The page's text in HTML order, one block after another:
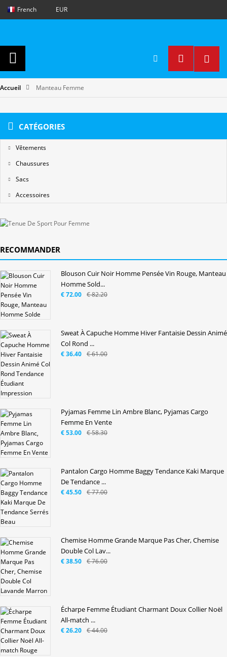
French EUR
Accueil Manteau Femme
CATÉGORIES
Vêtements
Chaussures
Sacs
Accessoires
RECOMMANDER
Blouson Cuir Noir Homme Pensée Vin Rouge, Manteau
Homme Sold...
€ 82.20
€ 72.00
Sweat À Capuche Homme Hiver Fantaisie Dessin Animé
Col Rond ...
€ 61.00
€ 36.40
Pyjamas Femme Lin Ambre Blanc, Pyjamas Cargo
Femme En Vente
€ 58.30
€ 53.00
Pantalon Cargo Homme Baggy Tendance Kaki Marque
De Tendance ...
€ 77.00
€ 45.50
Chemise Homme Grande Marque Pas Cher, Chemise
Double Col Lav...
€ 76.00
€ 38.50
Écharpe Femme Étudiant Charmant Doux Collier Noël
All-match ...
€ 44.00
€ 26.20